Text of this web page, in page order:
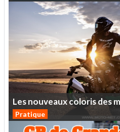
Lesnouveauxcolorisdes
Pratique